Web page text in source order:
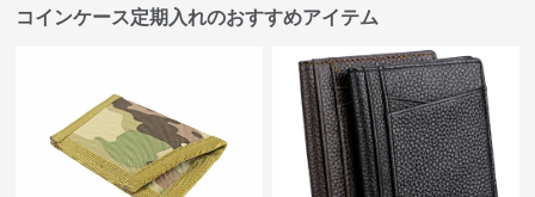
コインケース定期入れのおすすめアイテム